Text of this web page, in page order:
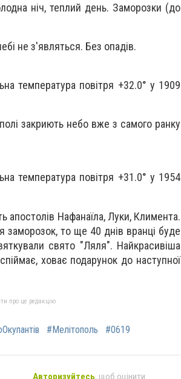
ніч, теплий день. Заморозки (до
не з'являться. Без опадів.
температура повітря +32.0° у 1909
закриють небо вже з самого ранку
температура повітря +31.0° у 1954
Нафанаїла, Луки, Климента.
заморозок, то ще 40 днів вранці буде
свято "Ляля". Найкрасивіша
ховає подарунок до наступної
про це редакцію
#Мелітополь #0619
Авторизуйтесь, щоб оцінити